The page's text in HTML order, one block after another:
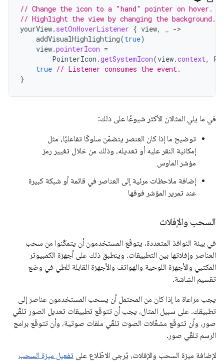
// Change the icon to a "hand" pointer on hover.
// Highlight the view by changing the background.
yourView. setOnHoverListener { view, -
addVisualHighlighting(true)
view.pointerIcon =
PointerIcon .getSystemIcon(view.context,
true // Listener consumes the event.
}
في ما يلي المثالان الأكثر شيوعًا على ذلك:
توضيح ما إذا كان العنصر يتضمّن سلوكًا تفاعليًا، مثل
إمكانية النقر عليه أو تعديله، وذلك من خلال تغيير رمز
مؤشر الماوس
إضافة ملاحظات مرئية إلى العناصر في قائمة أو شبكة كبيرة
عند تمرير المؤشر فوقها
السحب والإفلات
في بيئة النوافذ المتعددة، يتوقّع المستخدمون أن يتمكّنوا من سحب
العناصر وإفلاتها بين التطبيقات. وينطبق ذلك على أجهزة الكمبيوتر
المكتبي والأجهزة اللوحية والهواتف والأجهزة القابلة للطي في وضع
تقسيم الشاشة.
يجب مراعاة ما إذا كان من المحتمل أن يسحب المستخدمون عناصر إلى
تطبيقك. على سبيل المثال، يجب أن تتوقّع تطبيقات تعديل الصور تلقّي
صور، وأن تتوقّع مشغّلات الصوت تلقّي ملفات صوتية، وأن تتوقّع برامج
الرسم تلقّي صور.
لإضافة ميزة السحب والإفلات، يُرجى الاطّلاع على تفعيل ميزة السحب